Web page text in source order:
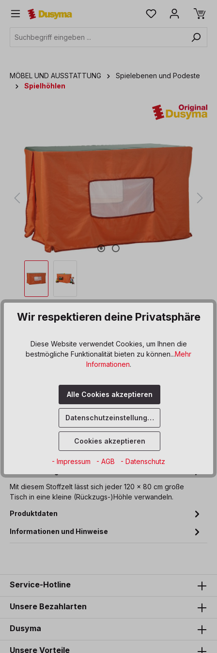
springen
MÖBEL UND AUSSTATTUNG
Spielebenen und Podeste
Spielhöhlen
Bildergalerie überspringen
Tischzelt
139,00 €*
Preise inkl. MwSt. zzgl. Versand- bzw. Frachtkosten
Produkt Anzahl: Gib den
In den Warenkorb
Sofort verfügbar, Lieferzeit: 5 Werktage
Zum Merkzettel hinzufügen
Mit diesem Stoffzelt lässt sich jeder 120 x 80 cm große
Tisch in eine kleine (Rückzugs-)Höhle verwandeln.
Produktdaten
Informationen und Hinweise
Service-Hotline
Unsere Bezahlarten
Dusyma
Unsere Vorteile
Wir respektieren deine Privatsphäre
Diese Website verwendet Cookies, um Ihnen die
bestmögliche Funktionalität bieten zu können...Mehr
Informationen.
Alle Cookies akzeptieren
Datenschutzeinstellungen
Cookies akzeptieren
- Impressum - AGB - Datenschutz